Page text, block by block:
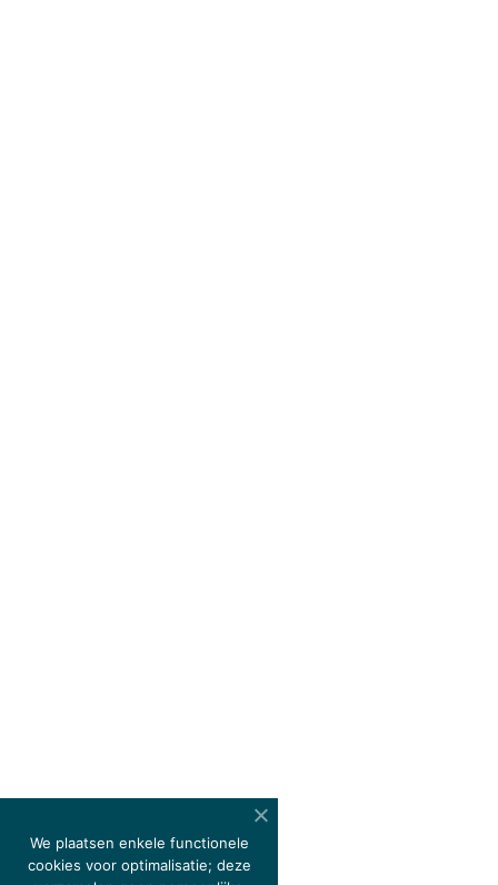
We plaatsen enkele functionele
cookies voor optimalisatie; deze